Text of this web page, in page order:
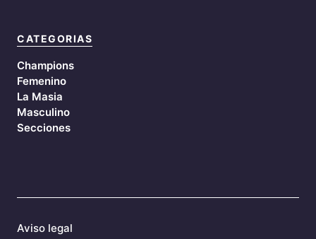
CATEGORIAS
Champions
Femenino
La Masia
Masculino
Secciones
Aviso legal